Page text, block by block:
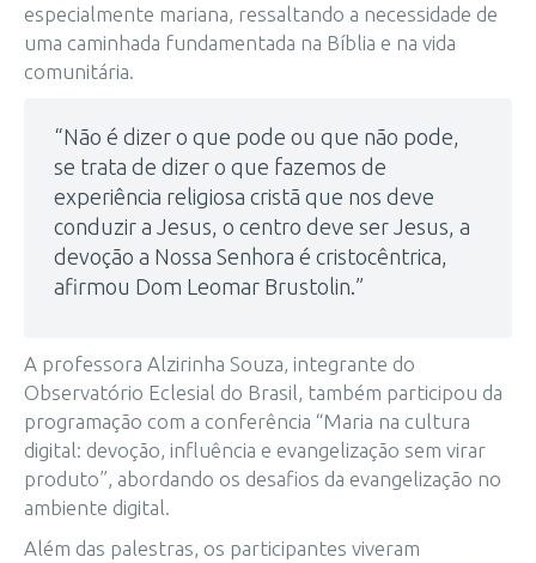
especialmente mariana, ressaltando a necessidade de
uma caminhada fundamentada na Bíblia e na vida
comunitária.
“Não é dizer o que pode ou que não pode,
se trata de dizer o que fazemos de
experiência religiosa cristã que nos deve
conduzir a Jesus, o centro deve ser Jesus, a
devoção a Nossa Senhora é cristocêntrica,
afirmou Dom Leomar Brustolin.”
A professora Alzirinha Souza, integrante do
Observatório Eclesial do Brasil, também participou da
programação com a conferência “Maria na cultura
digital: devoção, influência e evangelização sem virar
produto”, abordando os desafios da evangelização no
ambiente digital.
Além das palestras, os participantes viveram